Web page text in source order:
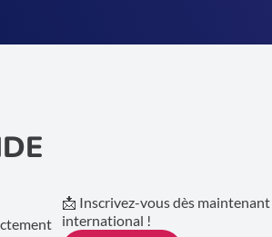
📩 Inscrivez-vous dès
international !